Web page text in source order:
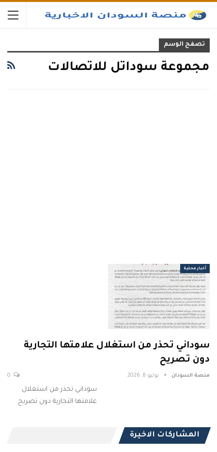
تصفح الوسم
مجموعة سوداتل للاتصالات
أخبار محلية
سوداني تحذر من استغلال علامتها التجارية
دون تصريح
منصة السودان يوليو 8, 2026
سوداني تحذر من استغلال
علامتها التجارية دون تصريح
المشاركات الاخيرة